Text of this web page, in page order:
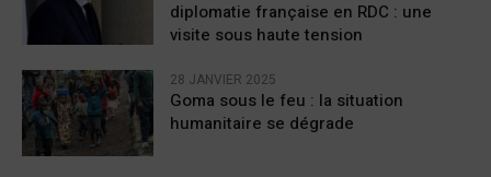
diplomatie française en RDC : une
visite sous haute tension
28 JANVIER 2025
Goma sous le feu : la situation
humanitaire se dégrade